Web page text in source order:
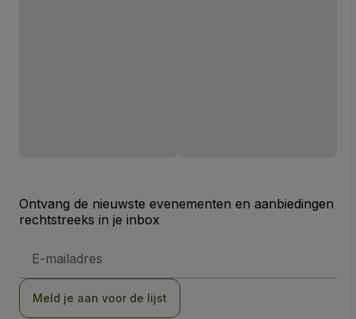
Ontvang de nieuwste evenementen en aanbiedingen
rechtstreeks in je inbox
mailadres
Meld je aan voor de lijst